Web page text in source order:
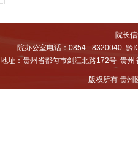
院长
院办公室电话：0854 - 8320040黔
地址：贵州省都匀市剑江北路172号 贵
版权所有 贵州